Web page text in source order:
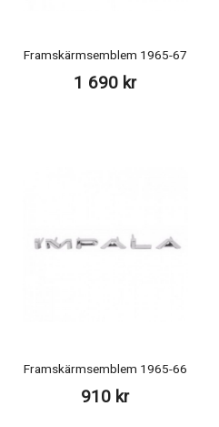
Framskärmsemblem 1965-67
1 690 kr
Framskärmsemblem 1965-66
910 kr